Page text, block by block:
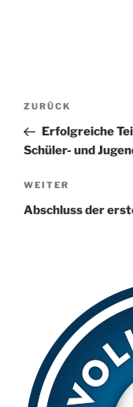
e
r
n
t
i
Vorheriger
Beitrag
ZURÜCK
Erfolgreiche
Schüler- und
Nächster
Beitrag
WEITER
Abschluss der